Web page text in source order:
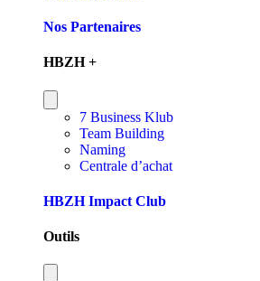
Nos Partenaires
HBZH +
7 Business Klub
Team Building
Naming
Centrale d’achat
HBZH Impact Club
Outils